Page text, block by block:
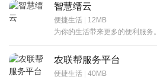
智慧缙云
便捷生活 | 12MB
为你的生活带来更多的便利服务。
农联帮服务平台
便捷生活 | 40MB